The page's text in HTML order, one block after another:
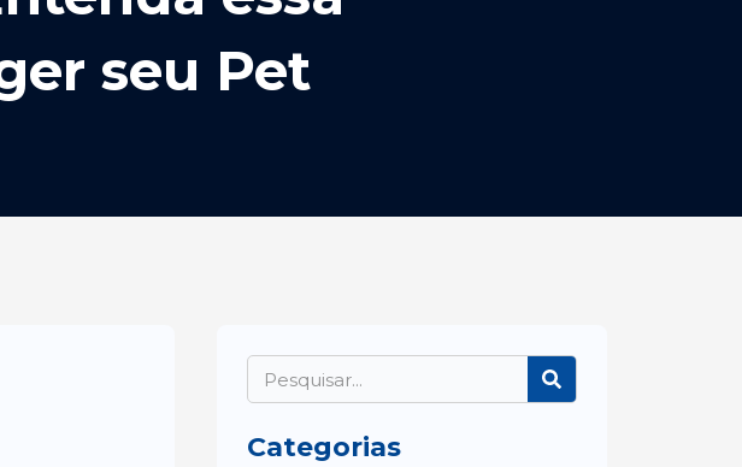
seu Pet
Search
Categorias